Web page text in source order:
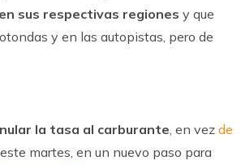
sus respectivas regiones y que
y en las autopistas, pero de
la tasa al carburante , en vez de
martes, en un nuevo paso para